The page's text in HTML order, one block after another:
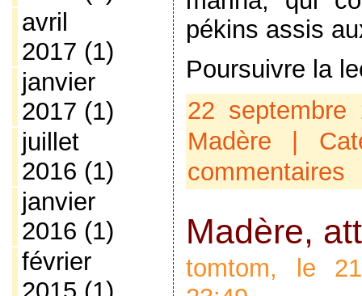
avril
2017 (1)
janvier
2017 (1)
juillet
2016 (1)
janvier
2016 (1)
février
pékins assis
Poursuivre la
22
Madère |
commentaires
Madère,
tomtom, le